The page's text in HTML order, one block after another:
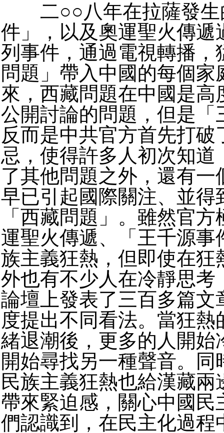
二○○八年在拉薩發生
件」，以及奧運聖火傳遞
列事件，通過電視轉播，
問題」帶入中國的每個家
來，西藏問題在中國是高
公開討論的問題，但是「
反而是中共官方首先打破
忌，使得許多人初次知道
了其他問題之外，還有一
早已引起國際關注、並得
「西藏問題」。雖然官
運聖火傳遞、「王千源事
族主義狂熱，但即使在狂
外也有不少人在冷靜思考
論壇上發表了三百多篇文
度提出不同看法。當狂熱
緒退潮後，更多的人開始
開始尋找另一種聲音。同
民族主義狂熱也給漢藏兩
帶來緊迫感，關心中國民
們認識到，在民主化過程